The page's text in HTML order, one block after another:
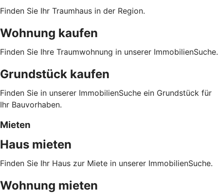
Finden Sie Ihr Traumhaus in der Region.
Wohnung kaufen
Finden Sie Ihre Traumwohnung in unserer ImmobilienSuche.
Grundstück kaufen
Finden Sie in unserer ImmobilienSuche ein Grundstück für
Ihr Bauvorhaben.
Mieten
Haus mieten
Finden Sie Ihr Haus zur Miete in unserer ImmobilienSuche.
Wohnung mieten